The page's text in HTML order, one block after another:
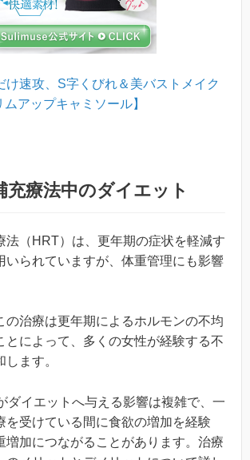
け速攻、S字くびれ＆美バストメイク
ムアップキャミソール】
充療法中のダイエット
法（HRT）は、更年期の症状を軽減す
いられていますが、体重管理にも影響
の治療は更年期によるホルモンの不均
とによって、多くの女性が経験する不
ます。
ダイエットへ与える影響は複雑で、一
を受けている間に食欲の増加を経験
増加につながることがあります。治療